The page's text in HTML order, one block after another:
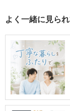
よく一緒に見ら